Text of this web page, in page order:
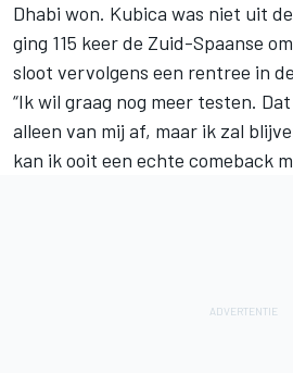
Dhabi won. Kubica was niet uit
ging 115 keer de Zuid-Spaanse
sloot vervolgens een rentree in
“Ik wil graag nog meer testen.
alleen van mij af, maar ik zal
kan ik ooit een echte comeback